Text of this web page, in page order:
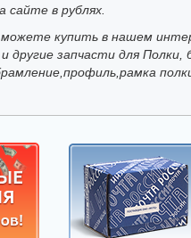
сайте в рублях.
купить в нашем
другие запчасти для Полки,